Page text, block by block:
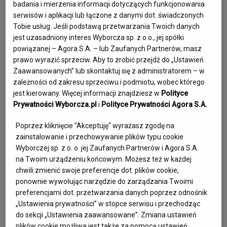
Andrzej Kowalczyk
Przyjaciel
Zobacz wspomnienie
badania i mierzenia informacji dotyczących funkcjonowania
serwisów i aplikacji lub łączone z danymi dot. świadczonych
Tobie usług. Jeśli podstawą przetwarzania Twoich danych
jest uzasadniony interes Wyborcza sp. z o.o., jej spółki
powiązanej – Agora S.A. – lub Zaufanych Partnerów, masz
prawo wyrazić sprzeciw. Aby to zrobić przejdź do „Ustawień
Zaawansowanych” lub skontaktuj się z administratorem – w
zależności od zakresu sprzeciwu i podmiotu, wobec którego
jest kierowany. Więcej informacji znajdziesz w Polityce
Prywatności Wyborcza.pl i Polityce Prywatności Agora S.A.
Poprzez kliknięcie "Akceptuję" wyrażasz zgodę na
zainstalowanie i przechowywanie plików typu cookie
Wyborczej sp. z o. o. jej Zaufanych Partnerów i Agora S.A.
na Twoim urządzeniu końcowym. Możesz też w każdej
chwili zmienić swoje preferencje dot. plików cookie,
ponownie wywołując narzędzie do zarządzania Twoimi
preferencjami dot. przetwarzania danych poprzez odnośnik
„Ustawienia prywatności” w stopce serwisu i przechodząc
do sekcji „Ustawienia zaawansowane”. Zmiana ustawień